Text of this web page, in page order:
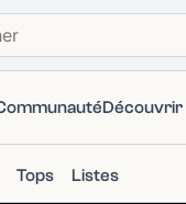
Découvrir
Tops Listes